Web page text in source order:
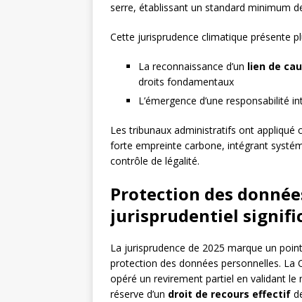
serre, établissant un standard minimum
Cette jurisprudence climatique présente
La reconnaissance d’un lien de
droits fondamentaux
L’émergence d’une responsabilité
Les tribunaux administratifs ont appliqué
forte empreinte carbone, intégrant
contrôle de légalité.
Protection des
jurisprudentiel
La jurisprudence de 2025 marque un
protection des données personnelles. La
opéré un revirement partiel en validant
réserve d’un droit de recours effectif